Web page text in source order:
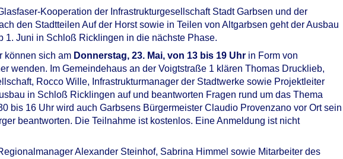
Kooperation der Infrastrukturgesellschaft Stadt Garbsen und der
den Stadtteilen Auf der Horst sowie in Teilen von Altgarbsen geht der Ausbau
1. Juni in Schloß Ricklingen in die nächste Phase.
können sich am Donnerstag, 23. Mai, von 13 bis 19 Uhr in Form von
wenden. Im Gemeindehaus an der Voigtstraße 1 klären Thomas Drucklieb,
Rocco Wille, Infrastrukturmanager der Stadtwerke sowie Projektleiter
in Schloß Ricklingen auf und beantworten Fragen rund um das Thema
bis 16 Uhr wird auch Garbsens Bürgermeister Claudio Provenzano vor Ort sein
beantworten. Die Teilnahme ist kostenlos. Eine Anmeldung ist nicht
Alexander Steinhof, Sabrina Himmel sowie Mitarbeiter des